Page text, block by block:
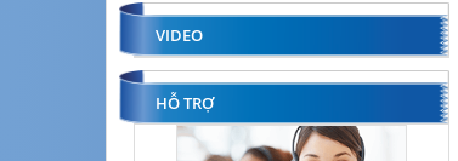
VIDEO
HỖ TRỢ